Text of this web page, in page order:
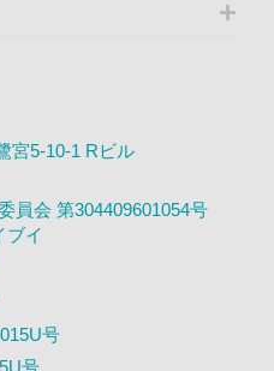
宮5-10-1 Rビル
員会 第304409601054号
ブイ
号